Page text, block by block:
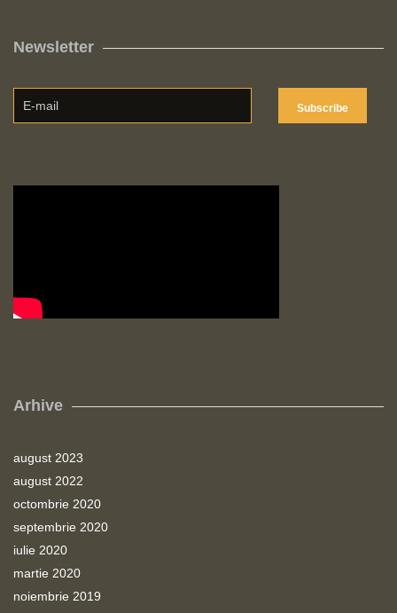
Newsletter
Arhive
august 2023
august 2022
octombrie 2020
septembrie 2020
iulie 2020
martie 2020
noiembrie 2019